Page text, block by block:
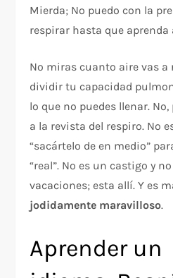
Mierda; No puedo con la
respirar hasta que aprenda
No miras cuanto aire vas a
dividir tu capacidad
lo que no puedes llenar.
a la revista del respiro. No
“sacártelo de en medio”
“real”. No es un castigo y
vacaciones; esta allí. Y es
jodidamente maravilloso.
Aprender un